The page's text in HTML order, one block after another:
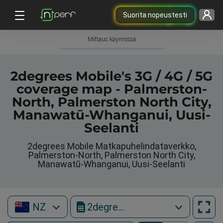
Suorita nopeustesti
Mittaus käynnissä
2degrees Mobile's 3G / 4G / 5G
coverage map - Palmerston-
North, Palmerston North City,
Manawatū-Whanganui, Uusi-
Seelanti
2degrees Mobile Matkapuhelindataverkko,
Palmerston-North, Palmerston North City,
Manawatū-Whanganui, Uusi-Seelanti
NZ 2degrees Mobile